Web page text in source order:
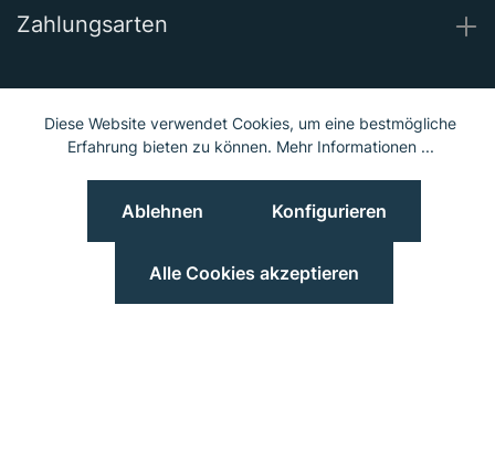
Zahlungsarten
Unsere Socials
Diese Website verwendet Cookies, um eine bestmögliche
Erfahrung bieten zu können. Mehr Informationen ...
Ablehnen Konfigurieren
Alle Cookies akzeptieren